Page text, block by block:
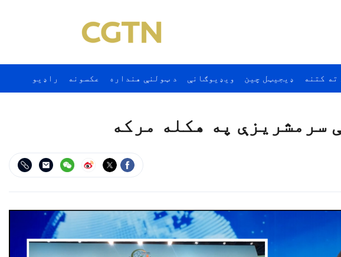
ته کتنه ډيجيټل چين ويډيوګانې د ټولنې هنداره عکسونه راډيو
سرمشريزې په هکله مرکه